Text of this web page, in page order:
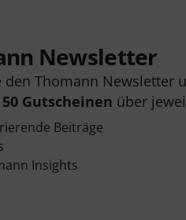
Newsletter
den Thomann Newsletter
50 Gutscheinen über
Beiträge
Insights